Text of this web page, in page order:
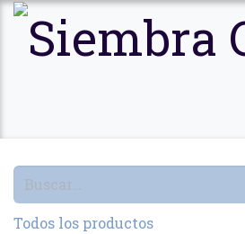
Ir al contenido
Todos los productos